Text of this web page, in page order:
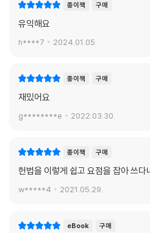
이나 머리 모양을 어느 정도 제한한다고
수 있습니다. 첫번째는 목적이 정당해야
않고, 청소년의 건강과 성장에 방해되지
는 수단과 방법이 적절한가입니다. 아주
빡빡 밀자고 하는 것은 아니니까 문제되
일로 입게 되는 피해를 최소한도로 줄여
같아야 한다는 균형성입니다. 학교생활
수 있다면 멋 부리는 정도는 참을 수 있
싶은 대로 마음껏 할 수 있으니까요. 그
--- pp.162~163
종이책 구매
유익해요
h****7 2024.01.05.
종이책 구매
재밌어요
g********e 2022.03.30.
종이책 구매
헌법을 이렇게 쉽고 요점을 잡아 쓰다
w*****4 2021.05.29.
eBook 구매